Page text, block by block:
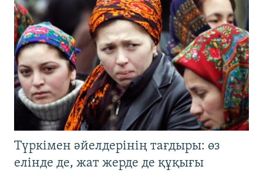
Түркімен әйелдерінің тағдыры: өз
елінде де, жат жерде де құқығы